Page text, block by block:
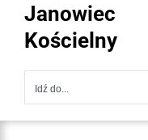
Janowiec
Kościelny
Idź do...